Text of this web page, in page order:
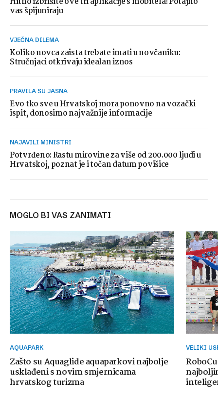
vas špijuniraju
VJEČNA DILEMA
Koliko novca zaista trebate imati u novčaniku:
Stručnjaci otkrivaju idealan iznos
PRAVILA SU JASNA
Evo tko sve u Hrvatskoj mora ponovno na vozački
ispit, donosimo najvažnije informacije
NAJAVILI MINISTRI
Potvrđeno: Rastu mirovine za više od 200.000 ljudi u
Hrvatskoj, poznat je i točan datum povišice
MOGLO BI VAS ZANIMATI
AQUAPARK
Zašto su Aquaglide aquaparkovi najbolje
usklađeni s novim smjernicama
hrvatskog turizma
VELIKI